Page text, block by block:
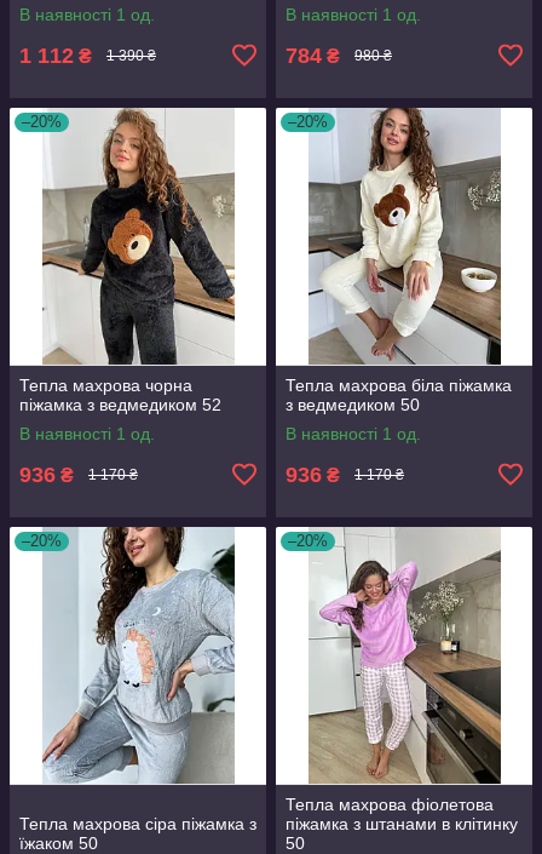
В наявності 1 од.
1 112 ₴ 1 390 ₴
В наявності 1 од.
784 ₴ 980 ₴
–20%
Тепла махрова чорна
піжамка з ведмедиком 52
В наявності 1 од.
936 ₴ 1 170 ₴
–20%
Тепла махрова біла піжамка
з ведмедиком 50
В наявності 1 од.
936 ₴ 1 170 ₴
–20%
Тепла махрова сіра піжамка з
їжаком 50
–20%
Тепла махрова фіолетова
піжамка з штанами в клітинку
50